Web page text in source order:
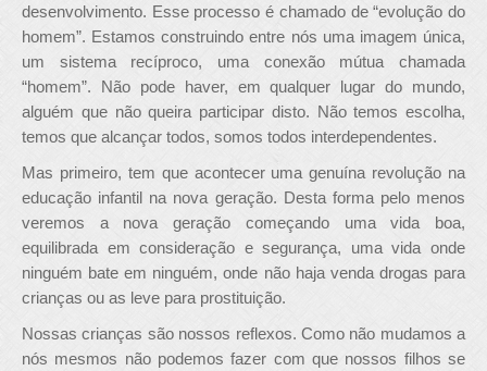
desenvolvimento. Esse processo é chamado de “evolução do
homem”. Estamos construindo entre nós uma imagem única,
um sistema recíproco, uma conexão mútua chamada
“homem”. Não pode haver, em qualquer lugar do mundo,
alguém que não queira participar disto. Não temos escolha,
temos que alcançar todos, somos todos interdependentes.
Mas primeiro, tem que acontecer uma genuína revolução na
educação infantil na nova geração. Desta forma pelo menos
veremos a nova geração começando uma vida boa,
equilibrada em consideração e segurança, uma vida onde
ninguém bate em ninguém, onde não haja venda drogas para
crianças ou as leve para prostituição.
Nossas crianças são nossos reflexos. Como não mudamos a
nós mesmos não podemos fazer com que nossos filhos se